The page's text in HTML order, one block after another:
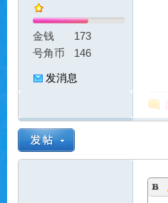
金钱
173
号角币
146
发消息